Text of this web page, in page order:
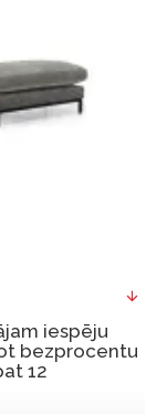
iespēju
bezprocentu
12